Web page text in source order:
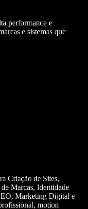
performance e
e sistemas que
Criação de Sites,
Marcas, Identidade
Marketing Digital e
motion